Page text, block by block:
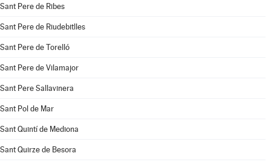
Sant Pere de Ribes
Sant Pere de Riudebitlles
Sant Pere de Torelló
Sant Pere de Vilamajor
Sant Pere Sallavinera
Sant Pol de Mar
Sant Quintí de Mediona
Sant Quirze de Besora